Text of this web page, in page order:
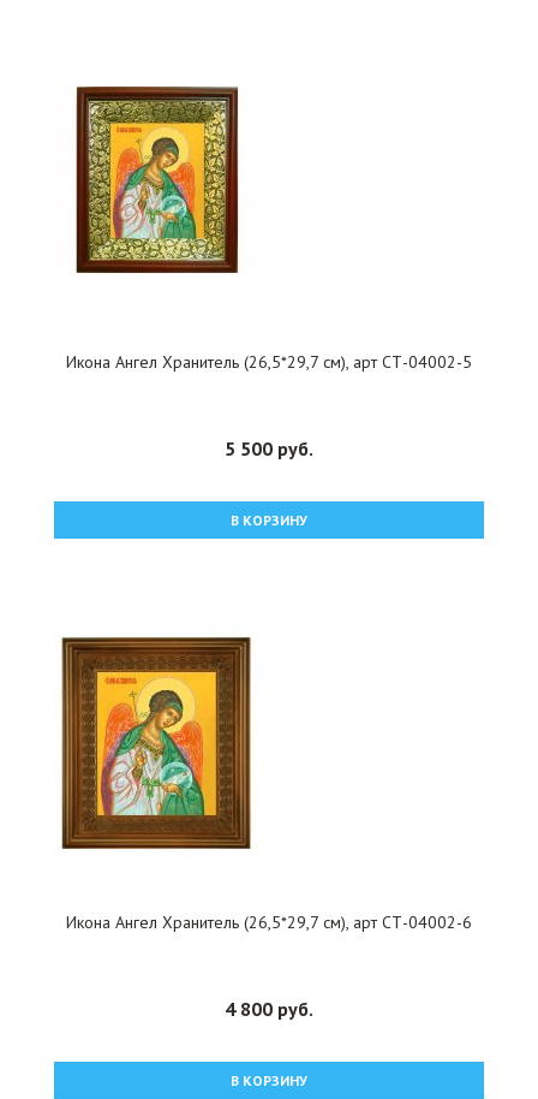
Икона Ангел Хранитель (26,5*29,7 см), арт СТ-04002-5
5 500 руб.
В КОРЗИНУ
Икона Ангел Хранитель (26,5*29,7 см), арт СТ-04002-6
4 800 руб.
В КОРЗИНУ